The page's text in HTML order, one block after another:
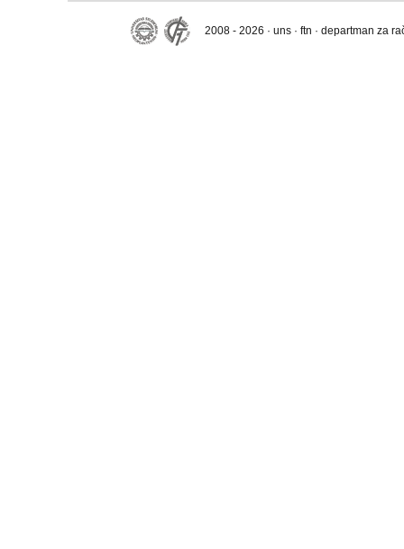
2008 - 2026 · uns · ftn · departman za